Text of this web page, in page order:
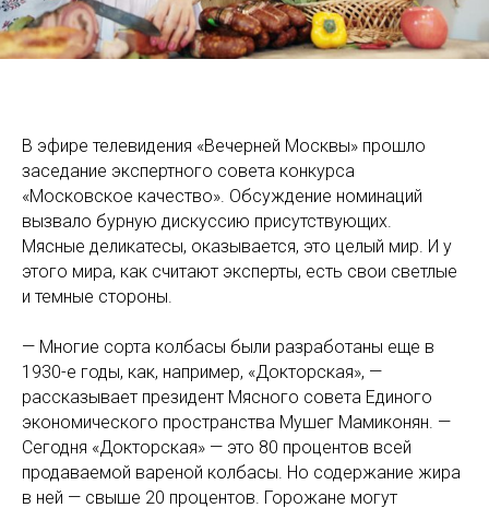
В эфире телевидения «Вечерней Москвы» прошло
заседание экспертного совета конкурса
«Московское качество». Обсуждение номинаций
вызвало бурную дискуссию присутствующих.
Мясные деликатесы, оказывается, это целый мир. И у
этого мира, как считают эксперты, есть свои светлые
и темные стороны.
— Многие сорта колбасы были разработаны еще в
1930-е годы, как, например, «Докторская», —
рассказывает президент Мясного совета Единого
экономического пространства Мушег Мамиконян. —
Сегодня «Докторская» — это 80 процентов всей
продаваемой вареной колбасы. Но содержание жира
в ней — свыше 20 процентов. Горожане могут